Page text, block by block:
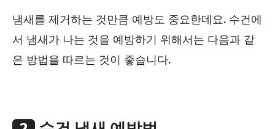
냄새를 제거하는 것만큼 예방도 중요한데요. 수건에
서 냄새가 나는 것을 예방하기 위해서는 다음과 같
은 방법을 따르는 것이 좋습니다.